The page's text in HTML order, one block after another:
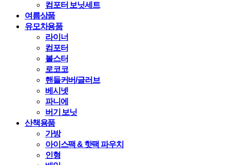
컴포터 보닛세트
여름상품
유모차용품
라이너
컴포터
볼스터
로코코
핸들커버/글러브
베시넷
파니에
버기 보닛
산책용품
가방
아이스팩 & 핫팩 파우치
인형